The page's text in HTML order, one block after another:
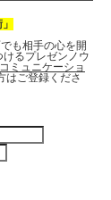
も相手の心を開
けるプレゼンノウ
ミュニケーショ
はご登録くださ